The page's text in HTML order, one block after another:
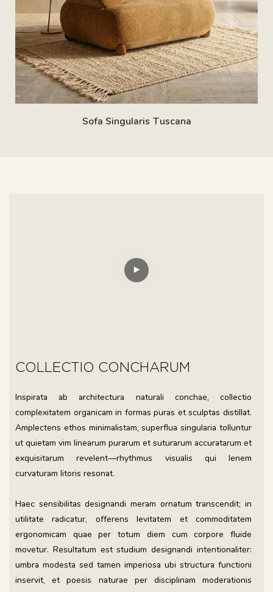
Sofa Singularis Tuscana
COLLECTIO CONCHARUM
Inspirata ab architectura naturali conchae, collectio
complexitatem organicam in formas puras et sculptas distillat.
Amplectens ethos minimalistam, superflua singularia tolluntur
ut quietam vim linearum purarum et suturarum accuratarum et
exquisitarum revelent—rhythmus visualis qui lenem
curvaturam litoris resonat.
Haec sensibilitas designandi meram ornatum transcendit; in
utilitate radicatur, offerens levitatem et commoditatem
ergonomicam quae per totum diem cum corpore fluide
movetur. Resultatum est studium designandi intentionaliter:
umbra modesta sed tamen imperiosa ubi structura functioni
inservit, et poesis naturae per disciplinam moderationis